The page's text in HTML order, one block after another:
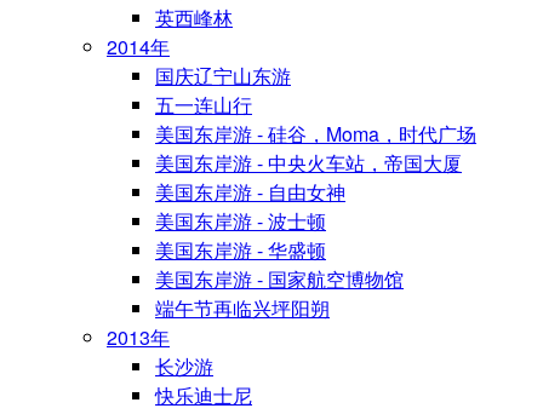
英西峰林
2014年
国庆辽宁山东游
五一连山行
美国东岸游 - 硅谷，Moma，时代广场
美国东岸游 - 中央火车站，帝国大厦
美国东岸游 - 自由女神
美国东岸游 - 波士顿
美国东岸游 - 华盛顿
美国东岸游 - 国家航空博物馆
端午节再临兴坪阳朔
2013年
长沙游
快乐迪士尼